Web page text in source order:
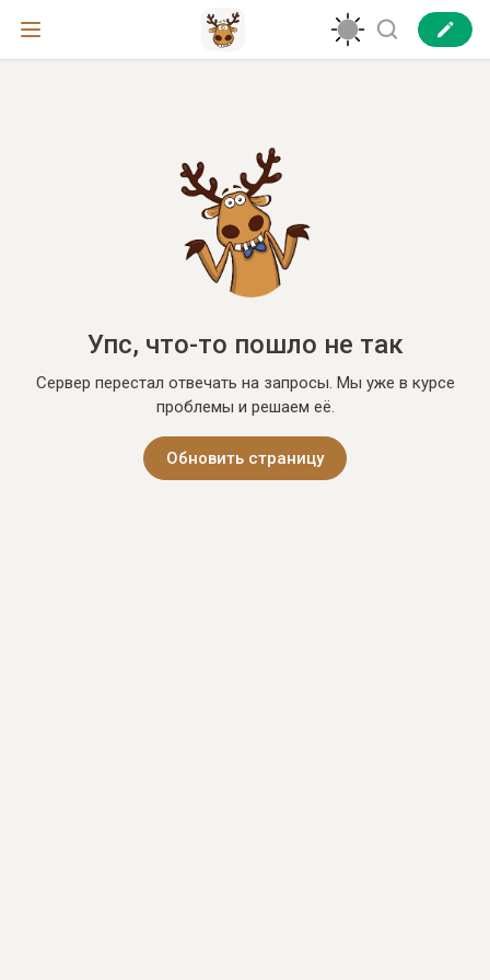
Упс, что-то пошло не так
Сервер перестал отвечать на запросы. Мы уже в курсе
проблемы и решаем её.
Обновить страницу